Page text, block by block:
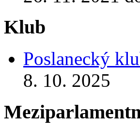
Klub
Poslanecký
8. 10. 2025